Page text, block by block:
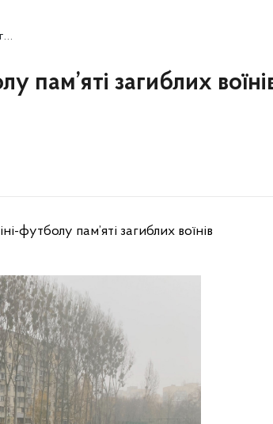
пам’яті загиблих
футболу пам’яті загиблих воїнів